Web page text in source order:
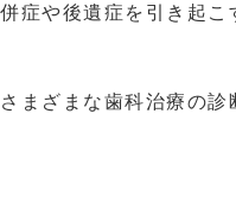
症や後遺症を引き起こ
まざまな歯科治療の